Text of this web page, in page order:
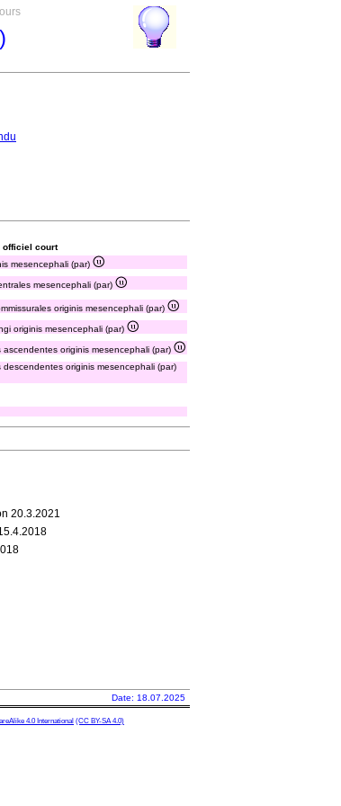
officiel court
mesencephali (par)
mesencephali (par)
originis mesencephali (par)
originis mesencephali (par)
ascendentes originis mesencephali (par)
descendentes originis mesencephali (par)
20.3.2021
Date: 18.07.2025
4.0 International (CC BY-SA 4.0)